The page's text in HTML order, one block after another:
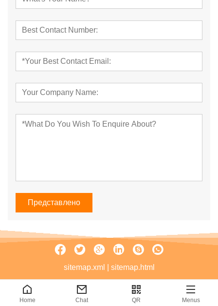
Представлено
Home Chat QR Menus
sitemap.xml sitemap.html